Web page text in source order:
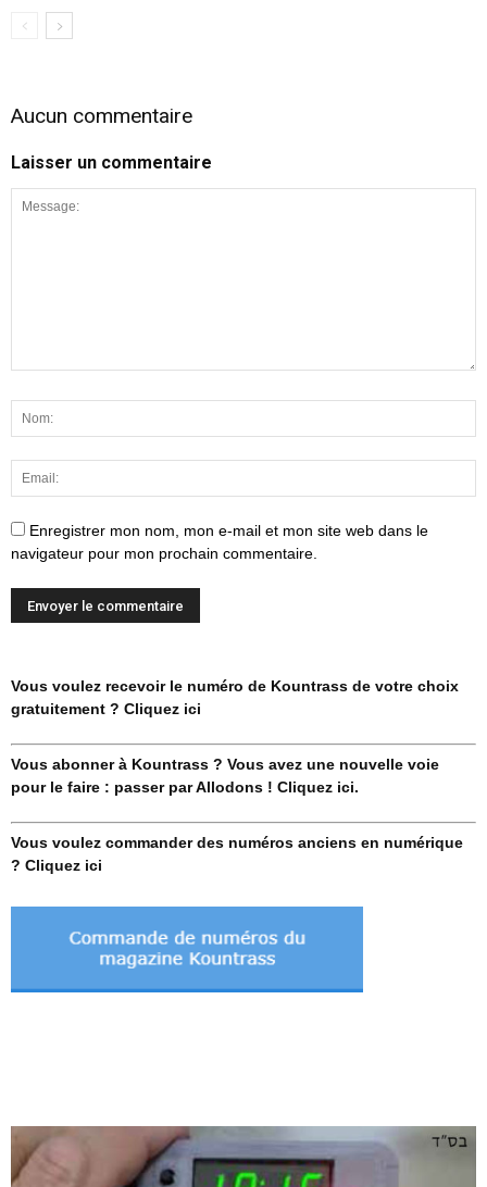
Aucun commentaire
Laisser un commentaire
Enregistrer mon nom, mon e-mail et mon site web dans le
navigateur pour mon prochain commentaire.
Vous voulez recevoir le numéro de Kountrass de votre choix
gratuitement ? Cliquez ici
Vous abonner à Kountrass ? Vous avez une nouvelle voie
pour le faire : passer par Allodons ! Cliquez ici.
Vous voulez commander des numéros anciens en numérique
? Cliquez ici